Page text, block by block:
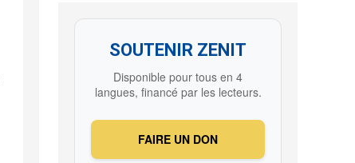
SOUTENIR ZENIT
Disponible pour tous en 4
langues, financé par les lecteurs.
FAIRE UN DON